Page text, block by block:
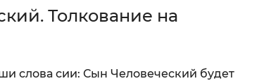
Толкование на
слова сии: Сын Человеческий будет